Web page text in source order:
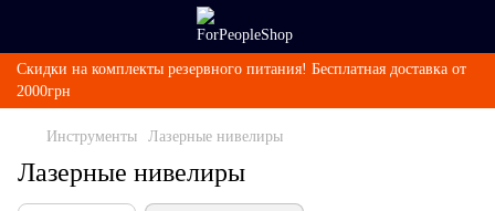
Скидки на комплекты резервного питания! Бесплатная доставка от
2000грн
Инструменты Лазерные нивелиры
Лазерные нивелиры